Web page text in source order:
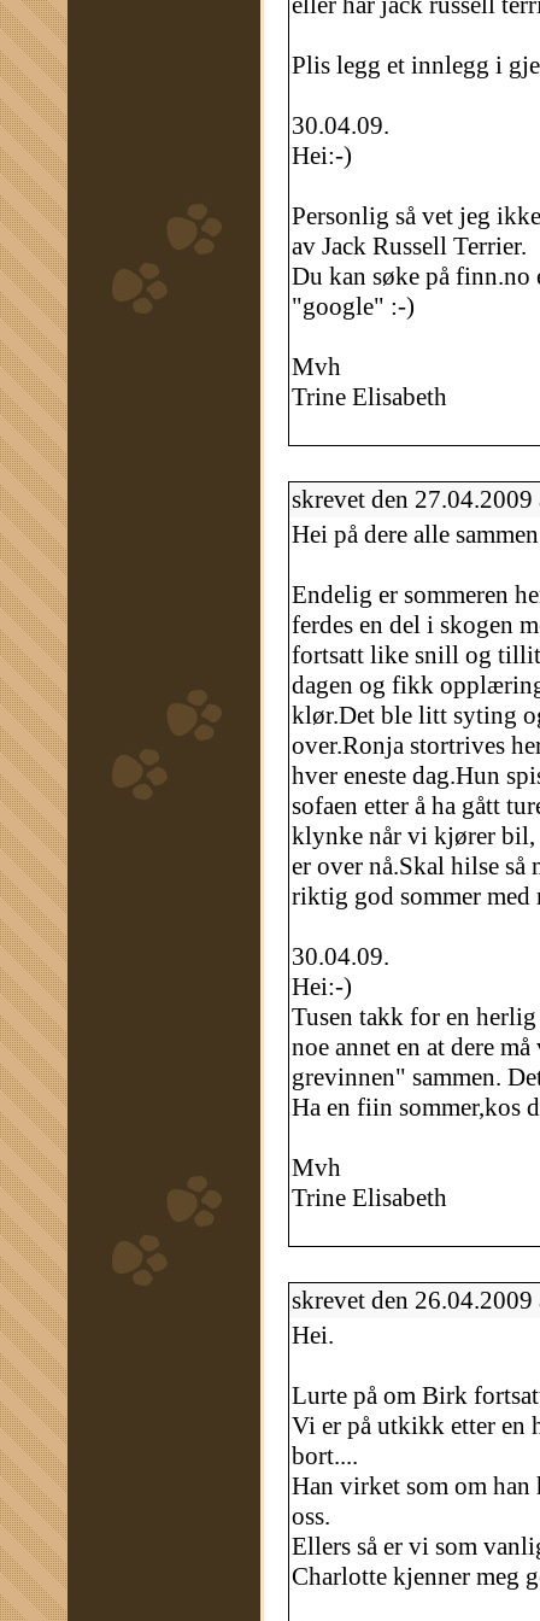
Plis legg et innlegg i
30.04.09.
Hei:-)
Personlig så vet jeg
av Jack Russell Terrier.
Du kan søke på
"google" :-)
Mvh
Trine Elisabeth
skrevet den
Hei på dere alle
Endelig er sommeren
ferdes en del i skogen
fortsatt like snill og
dagen og fikk
klør.Det ble litt syting
over.Ronja stortrives
hver eneste dag.Hun
sofaen etter å ha gått
klynke når vi kjører bil,
er over nå.Skal hilse så
riktig god sommer med
30.04.09.
Hei:-)
Tusen takk for en
noe annet en at dere
grevinnen" sammen.
Ha en fiin sommer,kos
Mvh
Trine Elisabeth
skrevet den
Hei.
Lurte på om Birk
Vi er på utkikk etter en
bort....
Han virket som om han
oss.
Ellers så er vi som
Charlotte kjenner meg